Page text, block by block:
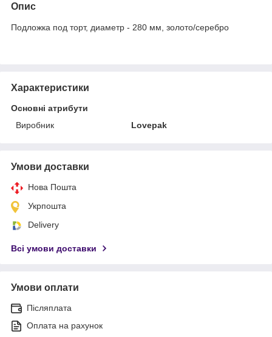
Опис
Подложка под торт, диаметр - 280 мм, золото/серебро
Характеристики
Основні атрибути
Виробник
Lovepak
Умови доставки
Нова Пошта
Укрпошта
Delivery
Всі умови доставки
Умови оплати
Післяплата
Оплата на рахунок